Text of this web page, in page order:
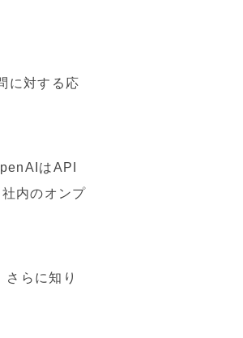
に対する応
はAPI
内のオンプ
さらに知り